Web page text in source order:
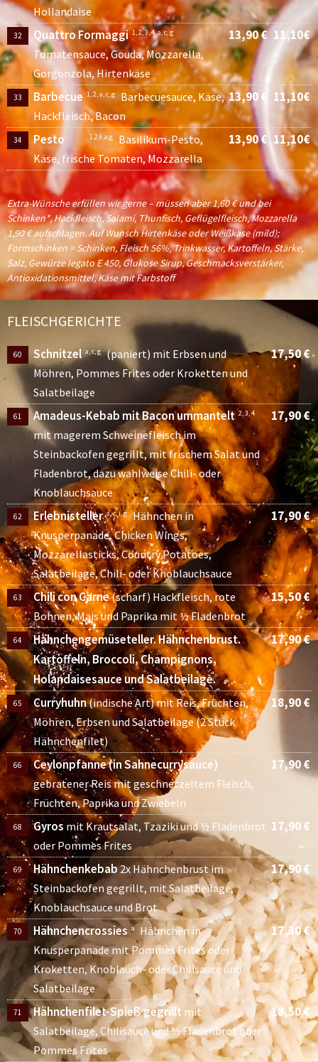
Hollandaise
32 Quattro Formaggi 1, 2, 3, 4, a, c, g
Tomatensauce, Gouda, Mozzarella,
Gorgonzola, Hirtenkäse
13,90 € 11,10€
33 Barbecue 1, 2, a, c, g Barbecuesauce, Käse,
Hackfleisch, Bacon
13,90 € 11,10€
34 Pesto 1,2,6,a,g
Basilikum-Pesto,
Käse, frische Tomaten, Mozzarella
13,90 € 11,10€
Extra-Wünsche erfüllen wir gerne – müssen aber 1,60 € und bei
Schinken*, Hackfleisch, Salami, Thunfisch, Geflügelfleisch, Mozzarella
1,90 € aufschlagen. Auf Wunsch Hirtenkäse oder Weißkäse (mild);
Formschinken = Schinken, Fleisch 56%, Trinkwasser, Kartoffeln, Stärke,
Salz, Gewürze legato E 450, Glukose Sirup, Geschmacksverstärker,
Antioxidationsmittel, Käse mit Farbstoff
FLEISCHGERICHTE
60 Schnitzel a, c, g (paniert) mit Erbsen und
Möhren, Pommes Frites oder Kroketten und
Salatbeilage
17,50 €
61 Amadeus-Kebab mit Bacon ummantelt 2, 3, 4
mit magerem Schweinefleisch im
Steinbackofen gegrillt, mit frischem Salat und
Fladenbrot, dazu wahlweise Chili- oder
Knoblauchsauce
17,90 €
62 Erlebnisteller a, c, i, g Hähnchen in
Knusperpanade, Chicken Wings,
Mozzarellasticks, Country Potatoes,
Salatbeilage, Chili- oder Knoblauchsauce
17,90 €
63 Chili con Carne(scharf) Hackfleisch, rote
Bohnen, Mais und Paprika mit ½ Fladenbrot
15,50 €
64
Hähnchengemüseteller. Hähnchenbrust.
Kartoffeln, Broccoli, Champignons,
Holandaisesauce und Salatbeilage.
17,90 €
65 Curryhuhn(indische Art) mit Reis, Früchten,
Möhren, Erbsen und Salatbeilage (2 Stück
Hähnchenfilet)
18,90 €
66 Ceylonpfanne (in Sahnecurrysauce)
gebratener Reis mit geschnetzeltem Fleisch,
Früchten, Paprika und Zwiebeln
17,90 €
68 Gyros mit Krautsalat, Tzaziki und ½ Fladenbrot
oder Pommes Frites
17,90 €
69 Hähnchenkebab2x Hähnchenbrust im
Steinbackofen gegrillt, mit Salatbeilage,
Knoblauchsauce und Brot
17,90 €
70 Hähnchencrossies a Hähnchen in
Knusperpanade mit Pommes Frites oder
Kroketten, Knoblauch- oder Chilisauce und
Salatbeilage
17,30 €
71 Hähnchenfilet-Spieß gegrillt mit
Salatbeilage, Chilisauce und ½ Fladenbrot oder
Pommes Frites
18,50 €